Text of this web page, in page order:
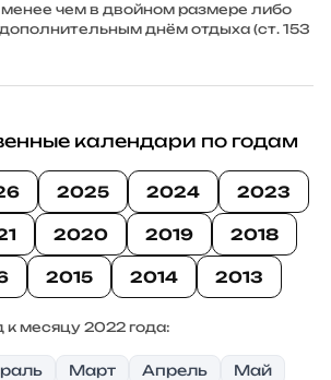
чем в двойном размере либо
днём отдыха (ст. 153
календари по годам
2025 2024 2023
2020 2019 2018
2015 2014 2013
месяцу 2022 года:
Март Апрель
Май